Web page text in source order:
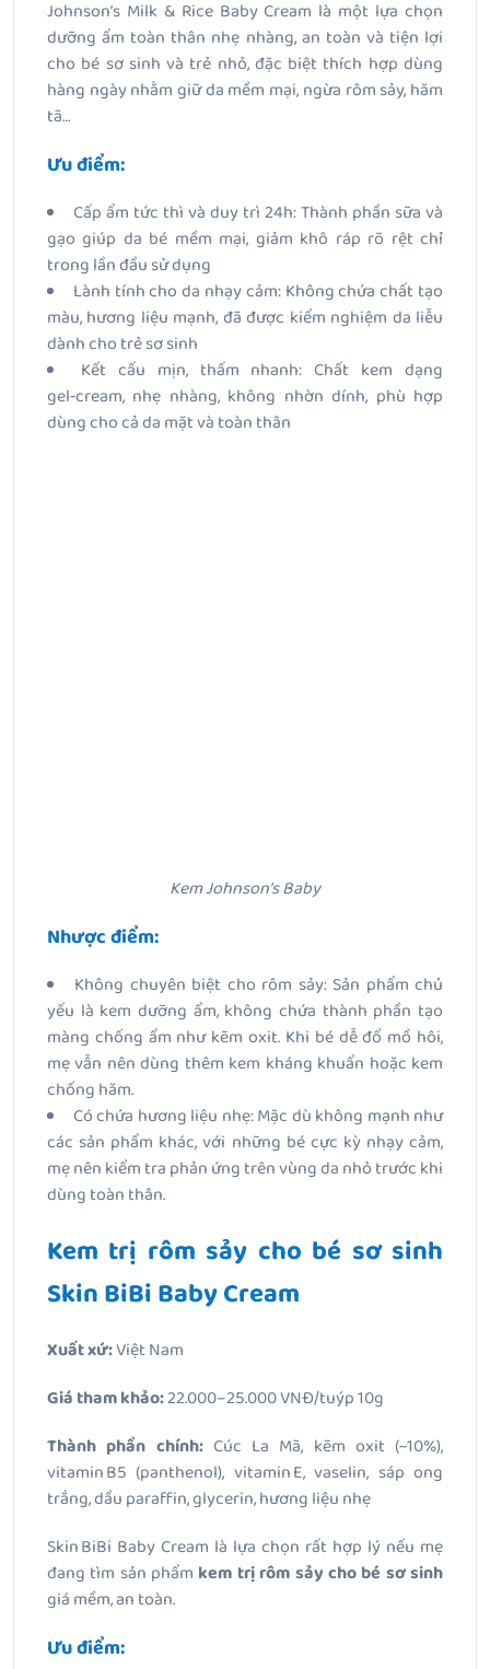
Johnson’s Milk & Rice Baby Cream là một lựa chọn
dưỡng ẩm toàn thân nhẹ nhàng, an toàn và tiện lợi
cho bé sơ sinh và trẻ nhỏ, đặc biệt thích hợp dùng
hàng ngày nhằm giữ da mềm mại, ngừa rôm sảy, hăm
tã…
Ưu điểm:
Cấp ẩm tức thì và duy trì 24h: Thành phần sữa và
gạo giúp da bé mềm mại, giảm khô ráp rõ rệt chỉ
trong lần đầu sử dụng
Lành tính cho da nhạy cảm: Không chứa chất tạo
màu, hương liệu mạnh, đã được kiểm nghiệm da liễu
dành cho trẻ sơ sinh
Kết cấu mịn, thấm nhanh: Chất kem dạng
gel‑cream, nhẹ nhàng, không nhờn dính, phù hợp
dùng cho cả da mặt và toàn thân
Kem Johnson’s Baby
Nhược điểm:
Không chuyên biệt cho rôm sảy: Sản phẩm chủ
yếu là kem dưỡng ẩm, không chứa thành phần tạo
màng chống ẩm như kẽm oxit. Khi bé dễ đổ mồ hôi,
mẹ vẫn nên dùng thêm kem kháng khuẩn hoặc kem
chống hăm.
Có chứa hương liệu nhẹ: Mặc dù không mạnh như
các sản phẩm khác, với những bé cực kỳ nhạy cảm,
mẹ nên kiểm tra phản ứng trên vùng da nhỏ trước khi
dùng toàn thân.
Kem trị rôm sảy cho bé sơ sinh
Skin BiBi Baby Cream
Xuất xứ:Việt Nam
Giá tham khảo:22.000–25.000 VNĐ/tuýp 10g
Thành phần chính:Cúc La Mã, kẽm oxit (~10%),
vitamin B5 (panthenol), vitamin E, vaselin, sáp ong
trắng, dầu paraffin, glycerin, hương liệu nhẹ
Skin BiBi Baby Cream là lựa chọn rất hợp lý nếu mẹ
đang tìm sản phẩm kem trị rôm sảy cho bé sơ sinh
giá mềm, an toàn.
Ưu điểm: